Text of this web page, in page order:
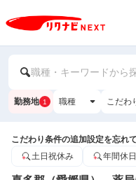
職種・キーワードから
勤務地 1 職種 こだわ
こだわり条件の追加設定を忘れ
土日祝休み
年間休